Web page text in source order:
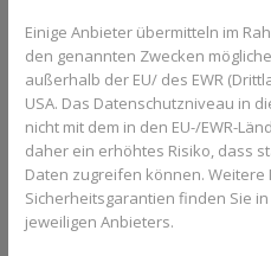
immer das komplette
dieReduktion der Lautstärke
verbundenen Stresslevels.Viele
nach einer Behandlungsserie
nachlässt.
Einige Anbieter übermitteln im
den genannten Zwecken
außerhalb der EU/ des EWR
USA. Das Datenschutzniveau in
nicht mit dem in den EU-/EWR-
daher ein erhöhtes Risiko, dass
Daten zugreifen können.
Sicherheitsgarantien finden Sie
jeweiligen Anbieters.